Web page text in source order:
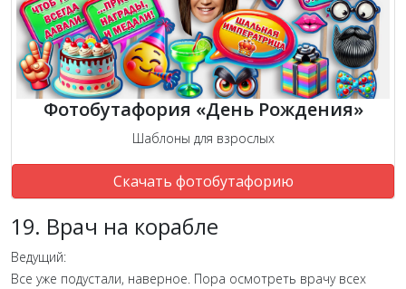
Фотобутафория «День Рождения»
Шаблоны для взрослых
Скачать фотобутафорию
19. Врач на корабле
Ведущий:
Все уже подустали, наверное. Пора осмотреть врачу всех